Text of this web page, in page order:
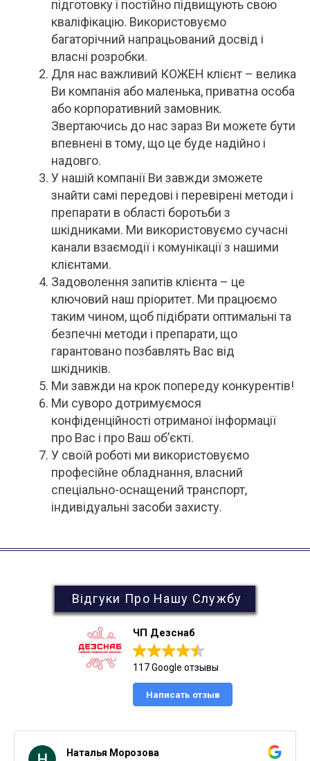
підготовку і постійно підвищують свою
кваліфікацію. Використовуємо
багаторічний напрацьований досвід і
власні розробки.
Для нас важливий КОЖЕН клієнт – велика
Ви компанія або маленька, приватна особа
або корпоративний замовник.
Звертаючись до нас зараз Ви можете бути
впевнені в тому, що це буде надійно і
надовго.
У нашій компанії Ви завжди зможете
знайти самі передові і перевірені методи і
препарати в області боротьби з
шкідниками. Ми використовуємо сучасні
канали взаємодії і комунікації з нашими
клієнтами.
Задоволення запитів клієнта – це
ключовий наш пріоритет. Ми працюємо
таким чином, щоб підібрати оптимальні та
безпечні методи і препарати, що
гарантовано позбавлять Вас від
шкідників.
Ми завжди на крок попереду конкурентів!
Ми суворо дотримуємося
конфіденційності отриманої інформації
про Вас і про Ваш об’єкті.
У своїй роботі ми використовуємо
професійне обладнання, власний
спеціально-оснащений транспорт,
індивідуальні засоби захисту.
Відгуки Про Нашу Службу
ЧП Дезснаб
117 Google отзывы
Написать отзыв
Наталья Морозова